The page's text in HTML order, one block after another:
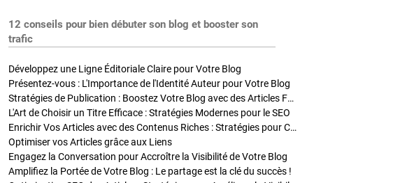
12 conseils pour bien débuter son blog et booster son
trafic
Développez une Ligne Éditoriale Claire pour Votre Blog
Présentez-vous : L'Importance de l'Identité Auteur pour Votre Blog
Stratégies de Publication : Boostez Votre Blog avec des Articles Fréquents et Exclusifs
L'Art de Choisir un Titre Efficace : Stratégies Modernes pour le SEO
Enrichir Vos Articles avec des Contenus Riches : Stratégies pour Captiver et Optimiser
Optimiser vos Articles grâce aux Liens
Engagez la Conversation pour Accroître la Visibilité de Votre Blog
Amplifiez la Portée de Votre Blog : Le partage est la clé du succès !